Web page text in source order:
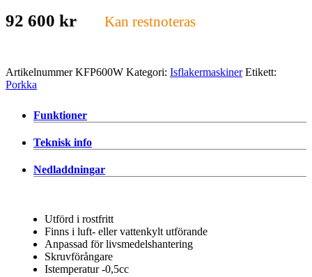
92 600 kr Kan restnoteras
ArtikelnummerKFP600W Kategori: Isflakermaskiner Etikett:
Porkka
Funktioner
Teknisk info
Nedladdningar
Utförd i rostfritt
Finns i luft- eller vattenkylt utförande
Anpassad för livsmedelshantering
Skruvförångare
Istemperatur -0,5cc